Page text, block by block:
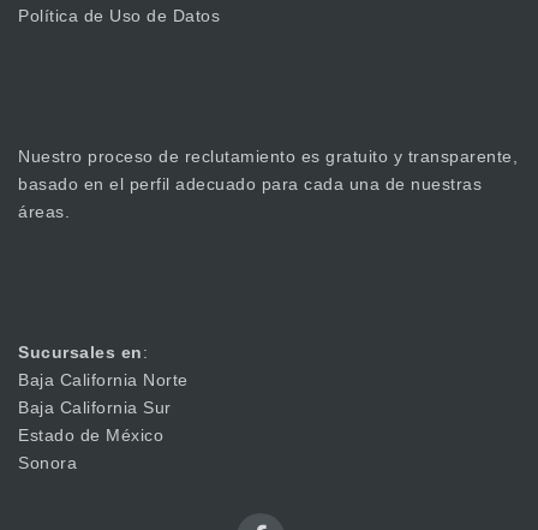
Política de Uso de Datos
Nuestro proceso de reclutamiento es gratuito y transparente,
basado en el perfil adecuado para cada una de nuestras
áreas.
Sucursales en:
Baja California Norte
Baja California Sur
Estado de México
Sonora